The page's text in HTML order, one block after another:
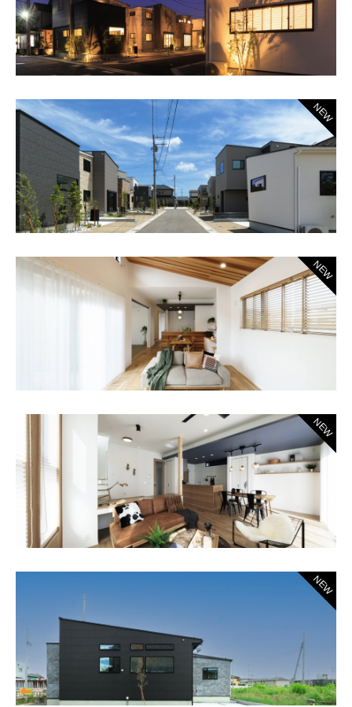
NEW
NEW
NEW
NEW